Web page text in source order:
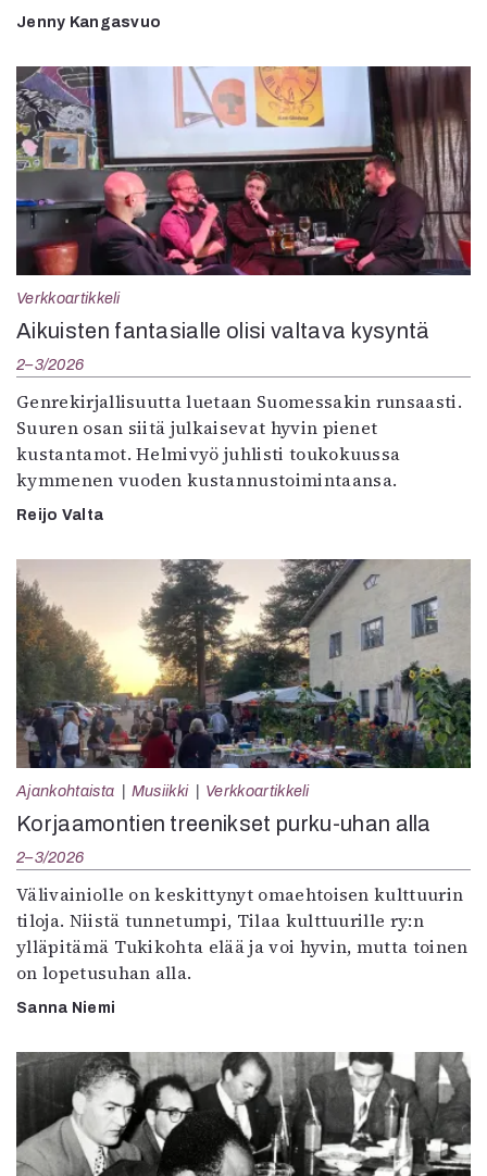
Jenny Kangasvuo
Verkkoartikkeli
Aikuisten fantasialle olisi valtava kysyntä
2–3/2026
Genrekirjallisuutta luetaan Suomessakin runsaasti.
Suuren osan siitä julkaisevat hyvin pienet
kustantamot. Helmivyö juhlisti toukokuussa
kymmenen vuoden kustannustoimintaansa.
Reijo Valta
Ajankohtaista Musiikki Verkkoartikkeli
Korjaamontien treenikset purku-uhan alla
2–3/2026
Välivainiolle on keskittynyt omaehtoisen kulttuurin
tiloja. Niistä tunnetumpi, Tilaa kulttuurille ry:n
ylläpitämä Tukikohta elää ja voi hyvin, mutta toinen
on lopetusuhan alla.
Sanna Niemi